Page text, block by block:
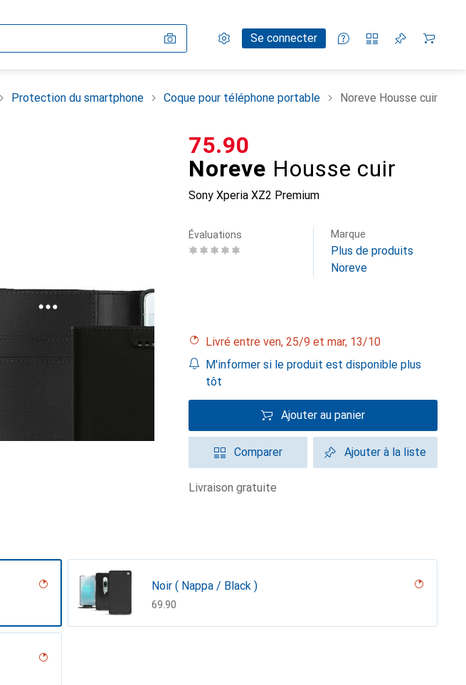
Paramètres
Compte clientSe connecter
Listes de comparaison
Listes d'envies
Panier
Protection du smartphone Coque pour téléphone portable Noreve Housse cuir
Noreve Housse cuir
Sony Xperia XZ2 Premium
CHF
75.90
Évaluations Marque
Plus de produits
Noreve
Livré entre ven, 25/9 et mar, 13/10
M'informer si le produit est disponible plus
tôt
Ajouter au panier
Comparer Ajouter à la liste
livraison gratuite
Noir ( Nappa / Black )
CHF
69.90